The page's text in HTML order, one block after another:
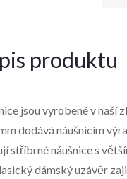
produktu
jsou vyrobené v
dodává náušnicím
stříbrné náušnice s
dámský uzávěr